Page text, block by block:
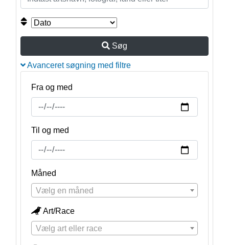
Søg
Avanceret søgning med filtre
Fra og med
Til og med
Måned
Vælg en måned
Art/Race
Vælg art eller race